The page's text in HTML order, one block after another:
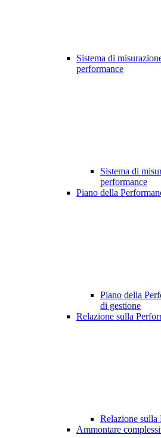
Sistema di
performance
Sistema di
performance
Piano della
Piano della
di gestione
Relazione sulla
Relazione sulla
Ammontare